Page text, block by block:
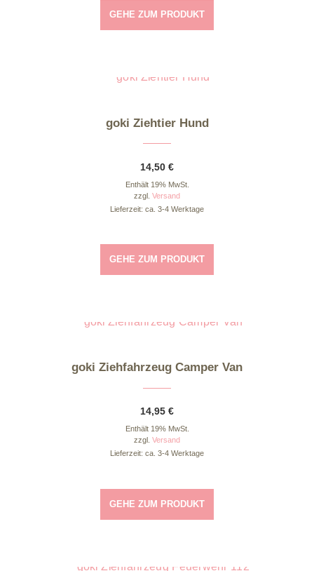
GEHE ZUM PRODUKT
goki Ziehtier Hund
14,50 €
Enthält 19% MwSt.
zzgl. Versand
Lieferzeit: ca. 3-4 Werktage
GEHE ZUM PRODUKT
goki Ziehfahrzeug Camper Van
14,95 €
Enthält 19% MwSt.
zzgl. Versand
Lieferzeit: ca. 3-4 Werktage
GEHE ZUM PRODUKT